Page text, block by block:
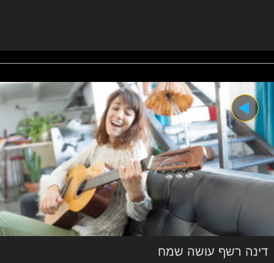
דינה רשף עושה שמח